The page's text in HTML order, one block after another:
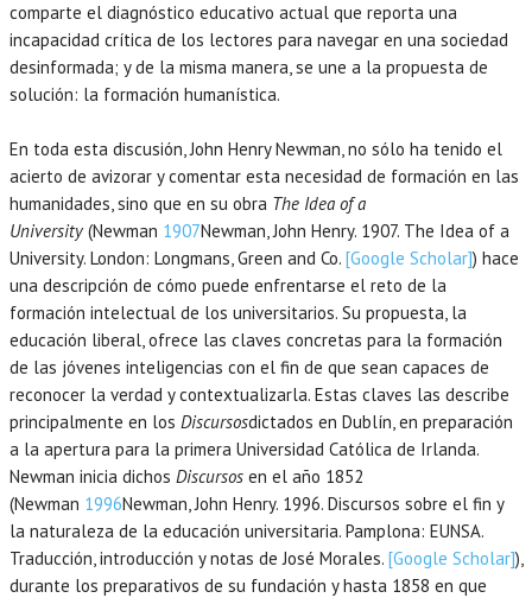
comparte el diagnóstico educativo actual que reporta una
incapacidad crítica de los lectores para navegar en una sociedad
desinformada; y de la misma manera, se une a la propuesta de
solución: la formación humanística.
En toda esta discusión, John Henry Newman, no sólo ha tenido el
acierto de avizorar y comentar esta necesidad de formación en las
humanidades, sino que en su obra The Idea of a
University (Newman 1907Newman,John Henry. 1907. The Idea of a
University. London: Longmans, Green and Co. [Google Scholar]) hace
una descripción de cómo puede enfrentarse el reto de la
formación intelectual de los universitarios. Su propuesta, la
educación liberal, ofrece las claves concretas para la formación
de las jóvenes inteligencias con el fin de que sean capaces de
reconocer la verdad y contextualizarla. Estas claves las describe
principalmente en los Discursosdictados en Dublín, en preparación
a la apertura para la primera Universidad Católica de Irlanda.
Newman inicia dichos Discursos en el año 1852
(Newman 1996Newman,John Henry. 1996. Discursos sobre el fin y
la naturaleza de la educación universitaria. Pamplona: EUNSA.
Traducción, introducción y notas de José Morales. [Google Scholar]),
durante los preparativos de su fundación y hasta 1858 en que